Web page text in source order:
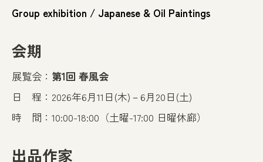
Group exhibition / Japanese & Oil Paintings
会期
展覧会： 第1回 春風会
日 程：2026年6月11日(木)－6月20日(土)
時 間：10:00-18:00（土曜-17:00 日曜休廊）
出品作家